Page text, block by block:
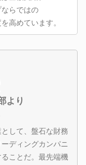
らではの
高めています。
より
して、盤石な財務
ディングカンパニ
ことだ。最先端機